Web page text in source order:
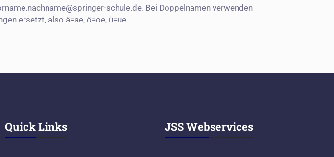
schule.de. Bei Doppelnamen verwenden
ersetzt, also ä=ae, ö=oe, ü=ue.
Quick Links JSS Webservices